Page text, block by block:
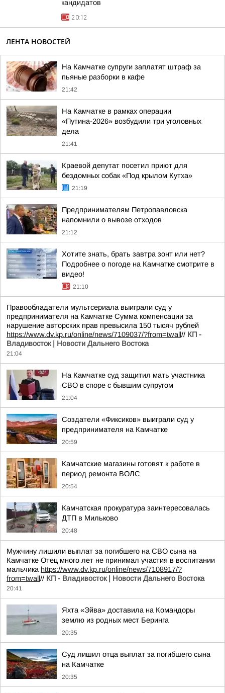
кандидатов
20:12
ЛЕНТА НОВОСТЕЙ
На Камчатке супруги заплатят штраф за
пьяные разборки в кафе
21:42
На Камчатке в рамках операции
«Путина-2026» возбудили три уголовных
дела
21:41
Краевой депутат посетил приют для
бездомных собак «Под крылом Кутха»
21:19
Предпринимателям Петропавловска
напомнили о вывозе отходов
21:12
Хотите знать, брать завтра зонт или нет?
Подробнее о погоде на Камчатке смотрите в
видео!
21:10
Правообладатели мультсериала выиграли суд у
предпринимателя на Камчатке Сумма компенсации за
нарушение авторских прав превысила 150 тысяч рублей
https://www.dv.kp.ru/online/news/7109037/?from=twall// КП -
Владивосток | Новости Дальнего Востока
21:04
На Камчатке суд защитил мать участника
СВО в споре с бывшим супругом
21:04
Создатели «Фиксиков» выиграли суд у
предпринимателя на Камчатке
20:59
Камчатские магазины готовят к работе в
период ремонта ВОЛС
20:54
Камчатская прокуратура заинтересовалась
ДТП в Мильково
20:48
Мужчину лишили выплат за погибшего на СВО сына на
Камчатке Отец много лет не принимал участия в воспитании
мальчика https://www.dv.kp.ru/online/news/7108917/?
from=twall// КП - Владивосток | Новости Дальнего Востока
20:41
Яхта «Эйва» доставила на Командоры
землю из родных мест Беринга
20:35
Суд лишил отца выплат за погибшего сына
на Камчатке
20:35